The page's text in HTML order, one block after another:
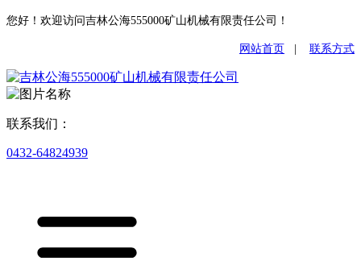
您好！欢迎访问吉林公海555000矿山机械有限责任公司！
网站首页 联系方式
联系我们：
0432-64824939